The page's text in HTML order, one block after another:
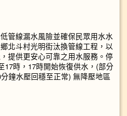
管線漏水風險並確保民眾用水水
北斗村光明街汰換管線工程，以
提供更安心可靠之用水服務。停
17時，17時開始恢復供水，(部分
鐘水壓回穩至正常) 無降壓地區